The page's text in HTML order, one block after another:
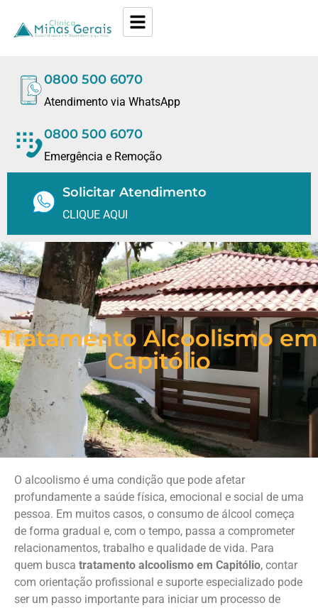
0800 500 6070
Atendimento via WhatsApp
0800 500 6070
Emergência e Remoção
Solicitar Atendimento
CLIQUE AQUI
Tratamento Alcoolismo em
Capitólio
O alcoolismo é uma condição que pode afetar
profundamente a saúde física, emocional e social de uma
pessoa. Em muitos casos, o consumo de álcool começa
de forma gradual e, com o tempo, passa a comprometer
relacionamentos, trabalho e qualidade de vida. Para
quem busca tratamento alcoolismo em Capitólio, contar
com orientação profissional e suporte especializado pode
ser um passo importante para iniciar um processo de